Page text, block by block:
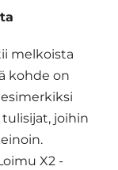
melkoista
kohde on
esimerkiksi
joihin
X2 -